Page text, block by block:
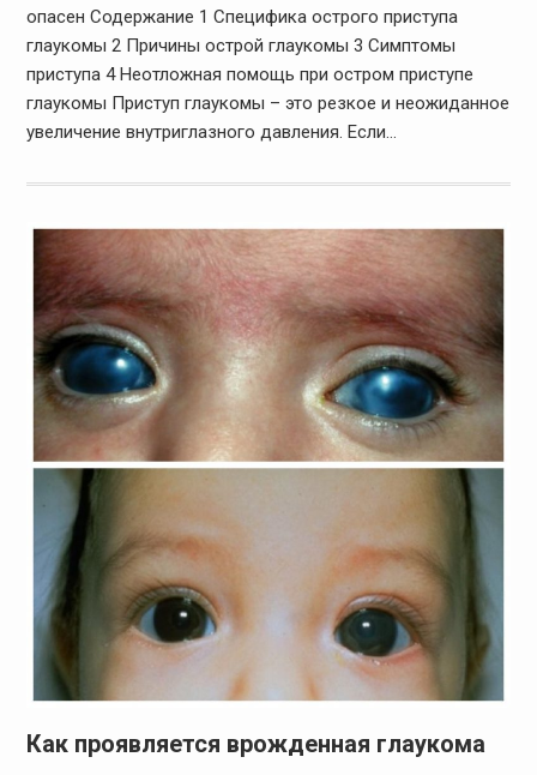
опасен Содержание 1 Специфика острого приступа
глаукомы 2 Причины острой глаукомы 3 Симптомы
приступа 4 Неотложная помощь при остром приступе
глаукомы Приступ глаукомы – это резкое и неожиданное
увеличение внутриглазного давления. Если…
Как проявляется врожденная глаукома